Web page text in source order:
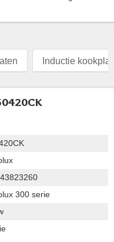
Inductie
300 serie